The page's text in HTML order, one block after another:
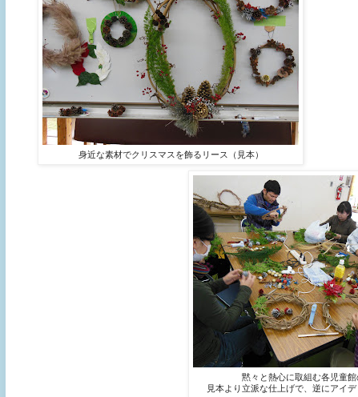
身近な素材でクリスマスを飾るリース（見本）
黙々と熱心に取組む各児童
見本より立派な仕上げで、逆にアイデ